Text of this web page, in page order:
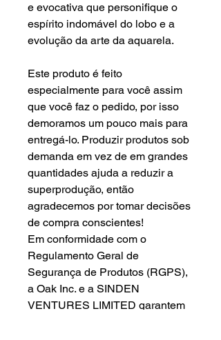
e evocativa que personifique o
espírito indomável do lobo e a
evolução da arte da aquarela.
Este produto é feito
especialmente para você assim
que você faz o pedido, por isso
demoramos um pouco mais para
entregá-lo. Produzir produtos sob
demanda em vez de em grandes
quantidades ajuda a reduzir a
superprodução, então
agradecemos por tomar decisões
de compra conscientes!
Em conformidade com o
Regulamento Geral de
Segurança de Produtos (RGPS),
a Oak Inc. e a SINDEN
VENTURES LIMITED garantem